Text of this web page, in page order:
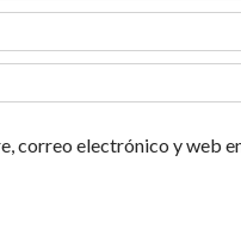
correo electrónico y web